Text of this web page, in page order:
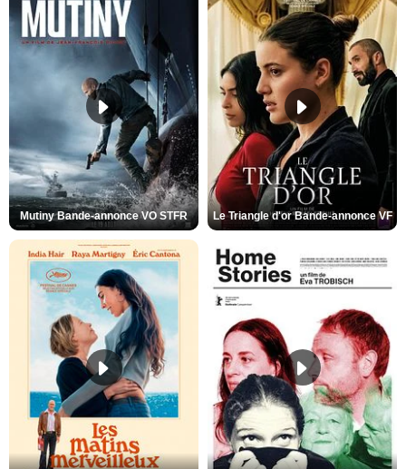
Mutiny Bande-annonce VO STFR Le Triangle d'or Bande-annonce VF